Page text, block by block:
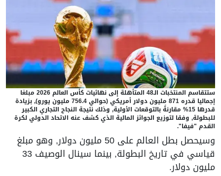
ستتقاسم المنتخبات الـ48 المتأهلة إلى نهائيات كأس العالم 2026 مبلغا
إجماليا قدره 871 مليون دولار أمريكي (حوالي 756.4 مليون يورو), بزيادة
قدرها 15% مقارنةً بالتوقعات الأولية, وذلك نتيجة النجاح التجاري الكبير
للبطولة, وفقا لتوزيع الجوائز المالية الذي كشف عنه الاتحاد الدولي لكرة
القدم "فيفا".
وسيحصل بطل العالم على 50 مليون دولار, وهو مبلغ
قياسي في تاريخ البطولة, بينما سينال الوصيف 33
مليون دولار.